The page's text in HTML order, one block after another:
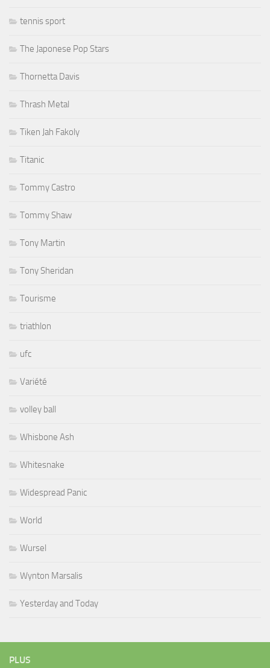
tennis sport
The Japonese Pop Stars
Thornetta Davis
Thrash Metal
Tiken Jah Fakoly
Titanic
Tommy Castro
Tommy Shaw
Tony Martin
Tony Sheridan
Tourisme
triathlon
ufc
Variété
volley ball
Whisbone Ash
Whitesnake
Widespread Panic
World
Wursel
Wynton Marsalis
Yesterday and Today
PLUS